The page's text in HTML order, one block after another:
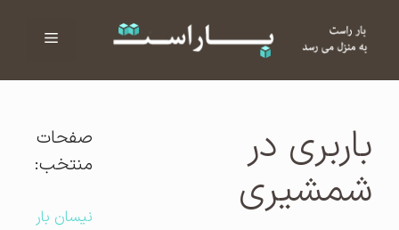
فهرست
باربری در
شمشیری
صفحات
منتخب:
نیسان بار